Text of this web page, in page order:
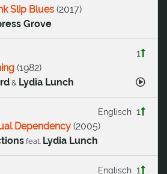
Slip Blues (2017)
Grove
1
(1982)
& Lydia Lunch
1
Englisch
Dependency (2005)
feat. Lydia Lunch
1
Englisch